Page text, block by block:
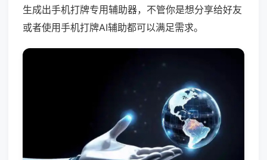
生成出手机打牌专用辅助器，不管你是想分享给好友
或者使用手机打牌AI辅助都可以满足需求。